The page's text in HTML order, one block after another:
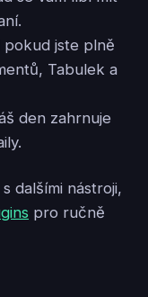
pokud jste plně
Tabulek a
den zahrnuje
dalšími nástroji,
pro ručně